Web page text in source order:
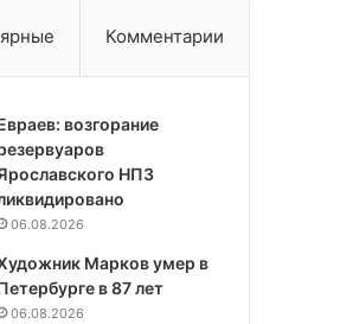
Комментарии
возгорание
НПЗ
06.08.2026
Марков умер в
в 87 лет
06.08.2026